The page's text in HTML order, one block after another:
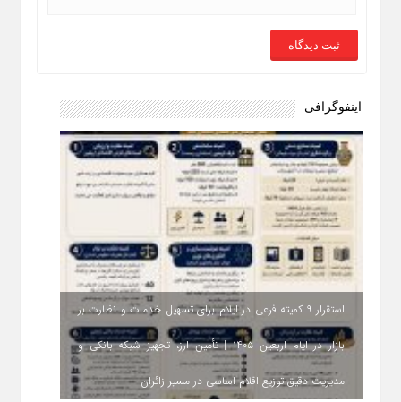
اینفوگرافی
استقرار ۹ کمیته فرعی در ایلام برای تسهیل خدمات و نظارت بر
بازار در ایام اربعین ۱۴۰۵ | تأمین ارز، تجهیز شبکه بانکی و
مدیریت دقیق توزیع اقلام اساسی در مسیر زائران